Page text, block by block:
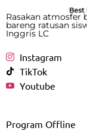
Rasakan atmosfer
bareng ratusan
Inggris LC
Instagram
TikTok
Youtube
Program Offline